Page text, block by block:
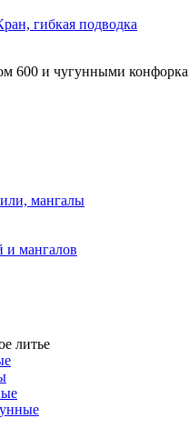
гибкая подводка
мангалы
и мангалов
литье